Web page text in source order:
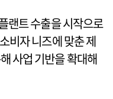
랜트 수출을 시작으로
비자 니즈에 맞춘 제
사업 기반을 확대해